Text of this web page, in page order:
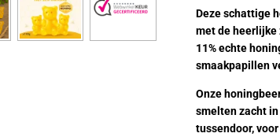
Deze schattige
met de heerlijke
11% echte
smaakpapillen
Onze
smelten zacht
tussendoor,